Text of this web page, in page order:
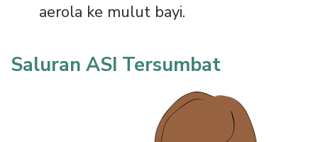
aerola ke mulut bayi.
Saluran ASI Tersumbat